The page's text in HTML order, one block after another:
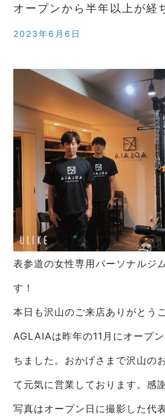
オープンから半年以上が経
2023年6月6日
表参道の女性専用パーソナルジ
す！
本日も沢山のご来店ありがとう
AGLAIAは昨年の11月にオープ
ちました。おかげさまで沢山の
て元気に営業しております。感
写真はオープン日に撮影した代